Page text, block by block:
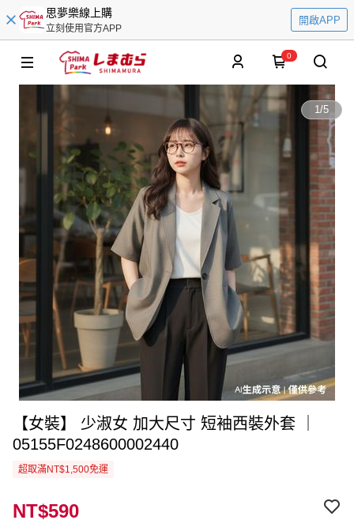
思夢樂線上購
立刻使用官方APP
開啟APP
0
1/5
【女裝】 少淑女 加大尺寸 短袖西裝外套 ｜
05155F0248600002440
超取滿NT$1,500免運
NT$590